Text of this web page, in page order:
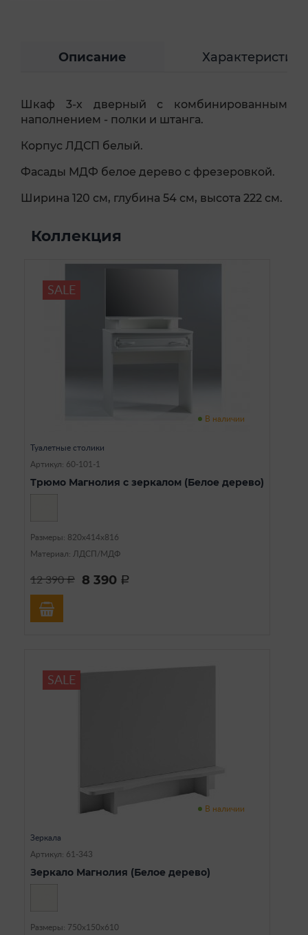
Описание Характеристики
Шкаф 3-х дверный с комбинированным
наполнением - полки и штанга.
Корпус ЛДСП белый.
Фасады МДФ белое дерево с фрезеровкой.
Ширина 120 см, глубина 54 см, высота 222 см.
Коллекция
SALE
В наличии
Туалетные столики
Артикул: 60-101-1
Трюмо Магнолия с зеркалом (Белое дерево)
Размеры: 820х414х816
Материал: ЛДСП/МДФ
12 390a 8 390 a
SALE
В наличии
Зеркала
Артикул: 61-343
Зеркало Магнолия (Белое дерево)
Размеры: 750х150х610